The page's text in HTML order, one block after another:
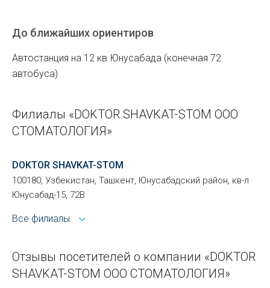
До ближайших ориентиров
Автостанция на 12 кв Юнусабада (конечная 72
автобуса)
Филиалы «DOKTOR SHAVKAT-STOM ООО
СТОМАТОЛОГИЯ»
DOKTOR SHAVKAT-STOM
100180, Узбекистан, Ташкент, Юнусабадский район, кв-л
Юнусабад-15, 72В
Все филиалы
Отзывы посетителей о компании «DOKTOR
SHAVKAT-STOM ООО СТОМАТОЛОГИЯ»